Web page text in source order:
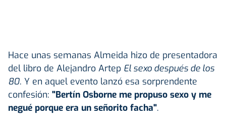
Hace unas semanas Almeida hizo de presentadora
del libro de Alejandro Artep El sexo después de los
80. Y en aquel evento lanzó esa sorprendente
confesión: "Bertín Osborne me propuso sexo y me
negué porque era un señorito facha".